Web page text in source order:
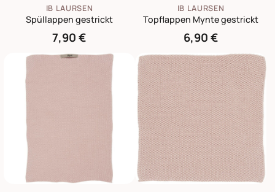
IB LAURSEN
Spüllappen gestrickt
7,90 €
IB LAURSEN
Topflappen Mynte gestrickt
6,90 €